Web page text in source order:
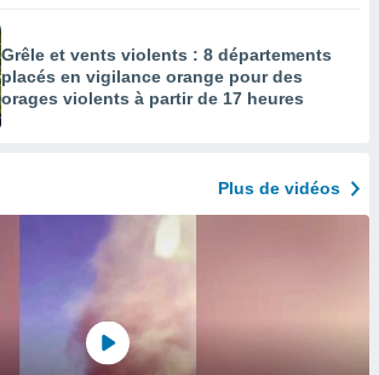
Grêle et vents violents : 8 départements
placés en vigilance orange pour des
orages violents à partir de 17 heures
Plus de vidéos